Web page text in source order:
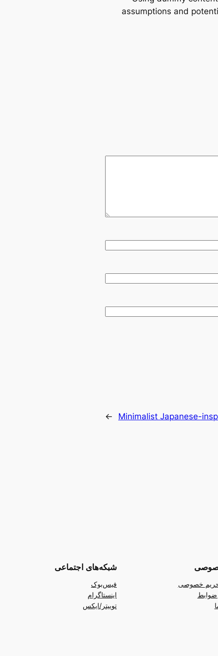
assumptions and
Minimalist Japanese-
→
خصوصی
شبکه‌های اجتماعی
فیس‌بوک
اینستاگرام
توییتر/ایکس